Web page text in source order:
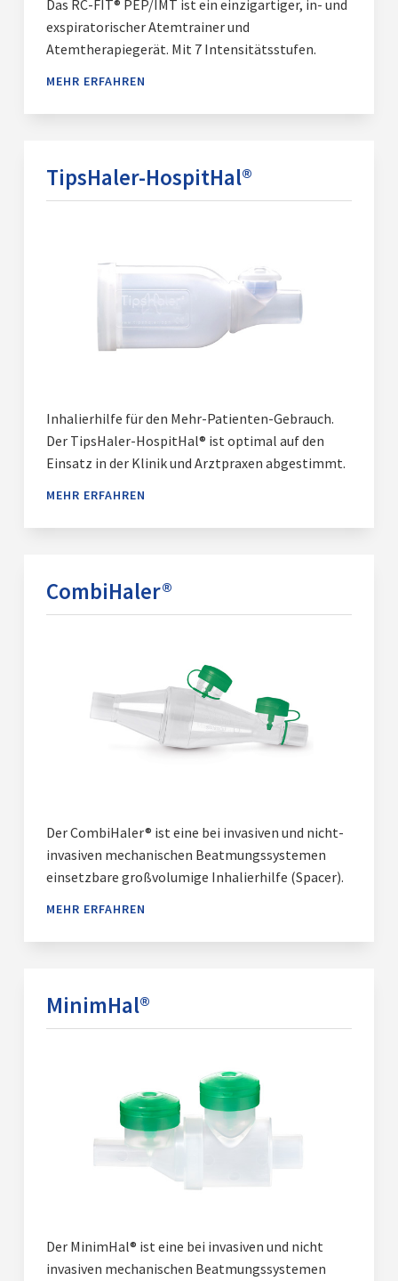
Das RC-FIT® PEP/IMT ist ein einzigartiger, in- und
exspiratorischer Atemtrainer und
Atemtherapiegerät. Mit 7 Intensitätsstufen.
MEHR ERFAHREN
TipsHaler-HospitHal®
Inhalierhilfe für den Mehr-Patienten-Gebrauch.
Der TipsHaler-HospitHal® ist optimal auf den
Einsatz in der Klinik und Arztpraxen abgestimmt.
MEHR ERFAHREN
CombiHaler®
Der CombiHaler® ist eine bei invasiven und nicht-
invasiven mechanischen Beatmungssystemen
einsetzbare großvolumige Inhalierhilfe (Spacer).
MEHR ERFAHREN
MinimHal®
Der MinimHal® ist eine bei invasiven und nicht
invasiven mechanischen Beatmungssystemen